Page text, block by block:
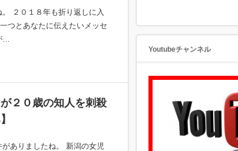
２０１８年も折り返しに入
つとあなたに伝えたいメッセ
…
２０歳の知人を刺殺
ありましたね。 新潟の女児
Youtubeチャンネル